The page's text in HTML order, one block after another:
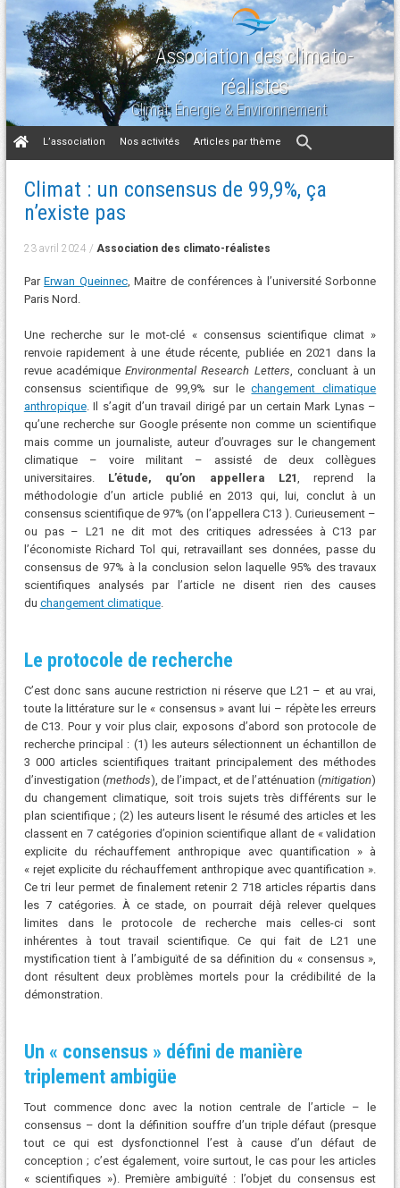
Association des climato-
réalistes
Climat, Énergie & Environnement
Aller
au
L’association Nos activités Articles par thème
Climat : un consensus de 99,9%, ça
n’existe pas
23 avril 2024 / Association des climato-réalistes
ParErwan Queinnec, Maitre de conférences à l’université Sorbonne
Paris Nord.
Une recherche sur le mot-clé « consensus scientifique climat »
renvoie rapidement à une étude récente, publiée en 2021 dans la
revue académiqueEnvironmental Research Letters , concluant à un
consensus scientifique de 99,9% sur lechangement climatique
anthropique. Il s’agit d’un travail dirigé par un certain Mark Lynas –
qu’une recherche sur Google présente non comme un scientifique
mais comme un journaliste, auteur d’ouvrages sur le changement
climatique – voire militant – assisté de deux collègues
universitaires. L’étude, qu’on appellera L21
, reprend la
méthodologie d’un article publié en 2013 qui, lui, conclut à un
consensus scientifique de 97% (on l’appellera C13 ). Curieusement –
ou pas – L21 ne dit mot des critiques adressées à C13 par
l’économiste Richard Tol qui, retravaillant ses données, passe du
consensus de 97% à la conclusion selon laquelle 95% des travaux
scientifiques analysés par l’article ne disent rien des causes
du changement climatique.
Le protocole de recherche
C’est donc sans aucune restriction ni réserve que L21 – et au vrai,
toute la littérature sur le « consensus » avant lui – répète les erreurs
de C13. Pour y voir plus clair, exposons d’abord son protocole de
recherche principal : (1) les auteurs sélectionnent un échantillon de
3 000 articles scientifiques traitant principalement des méthodes
d’investigation (methods), de l’impact, et de l’atténuation (mitigation)
du changement climatique, soit trois sujets très différents sur le
plan scientifique ; (2) les auteurs lisent le résumé des articles et les
classent en 7 catégories d’opinion scientifique allant de « validation
explicite du réchauffement anthropique avec quantification » à
« rejet explicite du réchauffement anthropique avec quantification ».
Ce tri leur permet de finalement retenir 2 718 articles répartis dans
les 7 catégories. À ce stade, on pourrait déjà relever quelques
limites dans le protocole de recherche mais celles-ci sont
inhérentes à tout travail scientifique. Ce qui fait de L21 une
mystification tient à l’ambiguïté de sa définition du « consensus »,
dont résultent deux problèmes mortels pour la crédibilité de la
démonstration.
Un « consensus » défini de manière
triplement ambigüe
Tout commence donc avec la notion centrale de l’article – le
consensus – dont la définition souffre d’un triple défaut (presque
tout ce qui est dysfonctionnel l’est à cause d’un défaut de
conception ; c’est également, voire surtout, le cas pour les articles
« scientifiques »). Première ambiguïté : l’objet du consensus est